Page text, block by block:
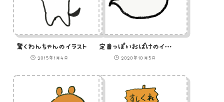
驚くわんちゃんのイラスト
2015年1月4日
定番っぽいおばけのイラスト
2020年10月5日